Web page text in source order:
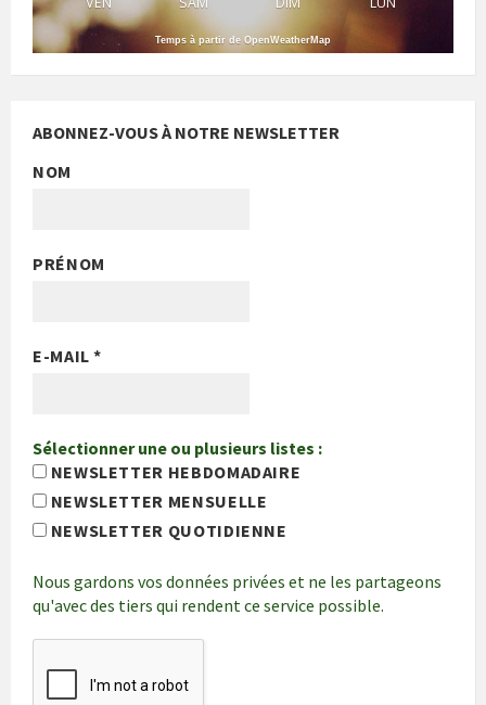
Temps à partir de OpenWeatherMap
ABONNEZ-VOUS À NOTRE NEWSLETTER
NOM
PRÉNOM
E-MAIL*
Sélectionner une ou plusieurs listes :
NEWSLETTER HEBDOMADAIRE
NEWSLETTER MENSUELLE
NEWSLETTER QUOTIDIENNE
Nous gardons vos données privées et ne les partageons
qu'avec des tiers qui rendent ce service possible.